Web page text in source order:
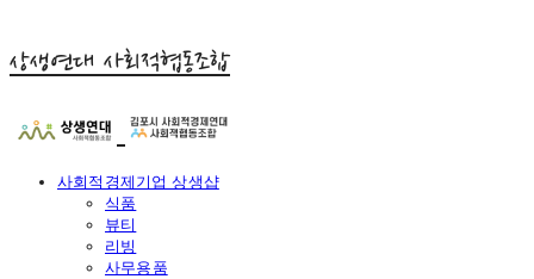
상생연대 사회적협동조합
사회적경제기업 상생샵
식품
뷰티
리빙
사무용품